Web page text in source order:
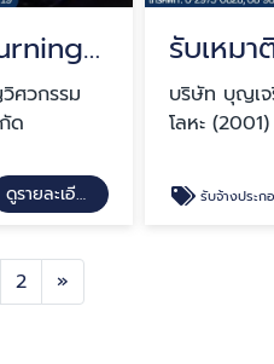
โรงกลึง Turning ปทุมธานี
ศวกรรม
ด
ดูรายละเอียด
บริษัท บุญเ
โลหะ
รับจ้างประกอบเชื่อมชิ้นเหล็ก
2 »